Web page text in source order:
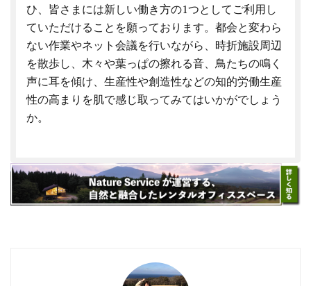
ひ、皆さまには新しい働き方の1つとしてご利用し
ていただけることを願っております。都会と変わら
ない作業やネット会議を行いながら、時折施設周辺
を散歩し、木々や葉っぱの擦れる音、鳥たちの鳴く
声に耳を傾け、生産性や創造性などの知的労働生産
性の高まりを肌で感じ取ってみてはいかがでしょう
か。